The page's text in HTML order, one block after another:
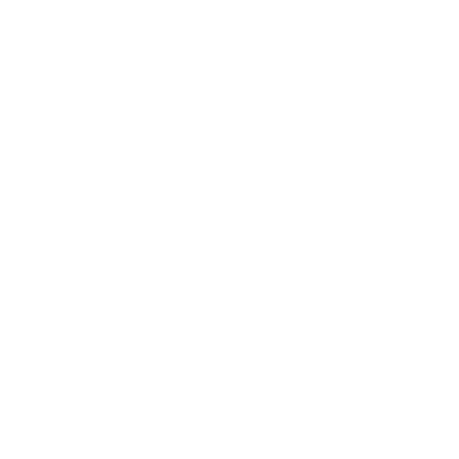
hlavných odborníkov to však prinieslo viac práce ako predtým.
v nej pracujete až po skončení pracovného času. Často ide o pripomienkovanie rozsiahlych materiálov, ktoré ministerstvo
z oblasti všeobecného lekárstva. Komunikujem aj s krajskými odborníkmi, ktorí mi veľmi pomáhajú, ale práce je
obdobiach, ale teraz v rýchlejšom tempe. Pokiaľ ide o všeobecných lekárov, momentálne riešime veľkú tému –
informácií pripravuje prechod všetkých doteraz existujúcich dohôd so zdravotnými poisťovňami do systému ezdravia.
máme aj takých. Ide o ľudí, ktorí majú európske zdravotné poistenie. Všetky tieto dohody budeme musieť uzatvárať
druhú čítačku na eObčianske preukazy. Zákon už platí, momentálne beží prechodné obdobie nastavovania systému.
elektronicky budeme uzatvárať dohody s pacientom o poskytovaní zdravotnej starostlivosti, ale budeme aj iným
cestou. Dávka pôjde najskôr do Národného centra zdravotníckych informácií a odtiaľ do poisťovne. Od 1.
„ostrá“ prevádzka. Čiže to, čo sa zatiaľ deje na pozadí, zacítia už po máji lekári v ambulanciách.
poskytovateľom a všetkým lekárom prvého kontaktu – všeobecným lekárom, pediatrom aj gynekológom, čítačky, aby mali
pacienta. Spôsob, ako budeme zadávať pacienta do systému, bude iný, ako sme robili doteraz, takže sa budeme musieť
budú mať vôľu a trpezlivosť ďalej pracovať, napriek zmenám, ktoré nás čakajú. V konečnom dôsledku, keď už bude
času na pacientov.
lekárov v ambulanciách?
malo by to prácu v ambulanciách zjednodušiť. Malo by to vyčistiť register pacientov a nemalo by prichádzať k duplicitám
ošetrili. Ale to je ideálny stav. Tento stav bude potrebné nastaviť tak, aby systém fungoval tak, ako treba. Treba však rátať
všetko zľahka. Dnes nám tieto funkcionality eHealth uľahčujú administratívnu prácu v ambulancii.
pre dospelých?
bolo toho dosť. Zrušili sa preskripčné obmedzenia na pneumologické lieky, momentálne je v procese zrušenie preskripčných
kardiologickej spoločnosti.
programov, ktoré organizuje Národný onkologický inštitút. Ide o skríningové programy rakoviny pľúc, rakoviny
programoch sme ich súčasťou. Skríning onkologických ochorení je to najlepšie, čo môžeme urobiť pre populáciu v jej
keď je naplánované spustenie novej podoby eHealth. Národné centrum zdravotníckych informácií chce totiž prepracovať
možno až od roku 2026. Budú v nich opísané procesy, ktoré v ambulanciách bežne robíme, ale tým, že to pôjde
ministerstvo zdravotníctva relevantné dáta pre štatistiky, ktoré pomôžu lepšie organizovať prácu v zdravotníctve.
s ministerstvom zdravotníctva.
hlavní odborníci pre všeobecné lekárstvo, pediatriu a zástupcovia odborných spoločností. Na stretnutiach referujeme
Stretnutia boli skôr náhodné alebo vyvolané akútnymi problémami. Teraz má minister informácie z prvej ruky a
a vyhovuje to obom stranám.
do roku 2030?
sa zmenilo, boli zmeny a rozšírenie spektra štandardných terapeutických a diagnostických postupov, ktoré sa budú